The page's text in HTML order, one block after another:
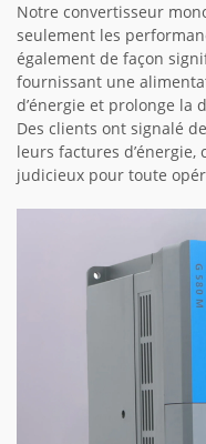
Notre convertisseur
seulement les
également de façon
fournissant une
d’énergie et prolonge la
Des clients ont signalé
leurs factures
judicieux pour toute